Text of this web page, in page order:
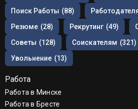
Поиск Работы (88)
Резюме (28) Рекрутинг (49)
Советы (128) Соискателям (321)
Увольнение (13)
Работа
Работа в Минске
Работа в Бресте